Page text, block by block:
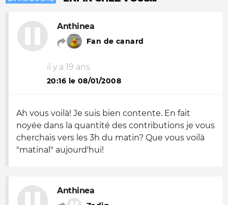
Anthinea
Fan de canard
il y a 19 ans
20:16 le 08/01/2008
Ah vous voilà! Je suis bien contente. En fait
noyée dans la quantité des contributions je vous
cherchais vers les 3h du matin? Que vous voilà
"matinal" aujourd'hui!
Anthinea